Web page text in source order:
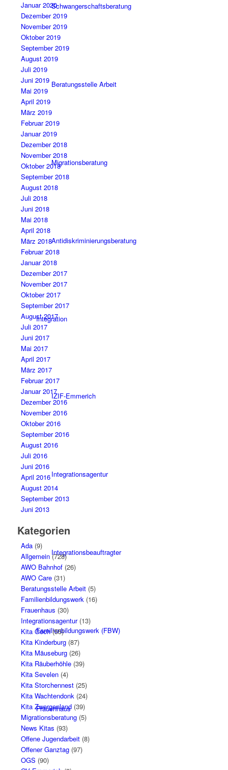
Schwangerschaftsberatung
Beratungsstelle Arbeit
Migrationsberatung
Antidiskriminierungsberatung
Integration
IZIF-Emmerich
Integrationsagentur
Integrationsbeauftragter
Familienbildungswerk (FBW)
Frauenhaus
Januar 2020
Dezember 2019
November 2019
Oktober 2019
September 2019
August 2019
Juli 2019
Juni 2019
Mai 2019
April 2019
März 2019
Februar 2019
Januar 2019
Dezember 2018
November 2018
Oktober 2018
September 2018
August 2018
Juli 2018
Juni 2018
Mai 2018
April 2018
März 2018
Februar 2018
Januar 2018
Dezember 2017
November 2017
Oktober 2017
September 2017
August 2017
Juli 2017
Juni 2017
Mai 2017
April 2017
März 2017
Februar 2017
Januar 2017
Dezember 2016
November 2016
Oktober 2016
September 2016
August 2016
Juli 2016
Juni 2016
April 2016
August 2014
September 2013
Juni 2013
Kategorien
Ada(9)
Allgemein(728)
AWO Bahnhof(26)
AWO Care(31)
Beratungsstelle Arbeit(5)
Familienbildungswerk(16)
Frauenhaus (30)
Integrationsagentur(13)
Kita Goch(55)
Kita Kinderburg(87)
Kita Mäuseburg(26)
Kita Räuberhöhle(39)
Kita Sevelen(4)
Kita Storchennest(25)
Kita Wachtendonk(24)
Kita Zwergenland(39)
Migrationsberatung(5)
News Kitas (93)
Offene Jugendarbeit(8)
Offener Ganztag(97)
OGS (90)